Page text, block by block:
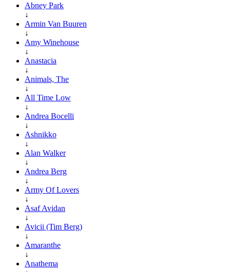
Abney Park
↓
Armin Van Buuren
↓
Amy Winehouse
↓
Anastacia
↓
Animals, The
↓
All Time Low
↓
Andrea Bocelli
↓
Ashnikko
↓
Alan Walker
↓
Andrea Berg
↓
Army Of Lovers
↓
Asaf Avidan
↓
Avicii (Tim Berg)
↓
Amaranthe
↓
Anathema